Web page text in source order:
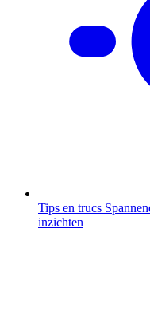
Tips en trucs
inzichten